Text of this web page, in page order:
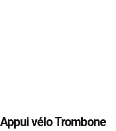
Appui vélo Trombone